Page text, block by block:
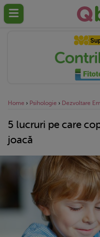
Home › Psihologie › Dezvoltare
5 lucruri pe care
joacă